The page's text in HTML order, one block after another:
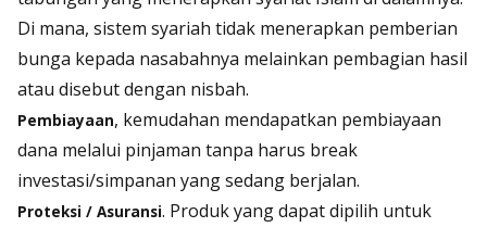
Di mana, sistem syariah tidak menerapkan pemberian
bunga kepada nasabahnya melainkan pembagian hasil
atau disebut dengan nisbah.
Pembiayaan, kemudahan mendapatkan pembiayaan
dana melalui pinjaman tanpa harus break
investasi/simpanan yang sedang berjalan.
Proteksi / Asuransi. Produk yang dapat dipilih untuk